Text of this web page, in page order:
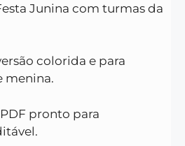
Junina com turmas da
colorida e para
menina.
pronto para